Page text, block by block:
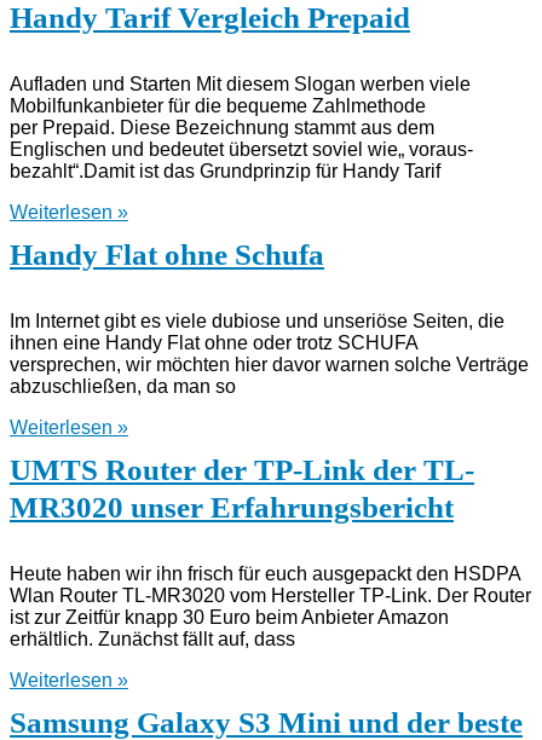
Handy Tarif Vergleich Prepaid
Aufladen und Starten Mit diesem Slogan werben viele
Mobilfunkanbieter für die bequeme Zahlmethode
per Prepaid. Diese Bezeichnung stammt aus dem
Englischen und bedeutet übersetzt soviel wie„ voraus-
bezahlt“.Damit ist das Grundprinzip für Handy Tarif
Weiterlesen »
Handy Flat ohne Schufa
Im Internet gibt es viele dubiose und unseriöse Seiten, die
ihnen eine Handy Flat ohne oder trotz SCHUFA
versprechen, wir möchten hier davor warnen solche Verträge
abzuschließen, da man so
Weiterlesen »
UMTS Router der TP-Link der TL-
MR3020 unser Erfahrungsbericht
Heute haben wir ihn frisch für euch ausgepackt den HSDPA
Wlan Router TL-MR3020 vom Hersteller TP-Link. Der Router
ist zur Zeitfür knapp 30 Euro beim Anbieter Amazon
erhältlich. Zunächst fällt auf, dass
Weiterlesen »
Samsung Galaxy S3 Mini und der beste